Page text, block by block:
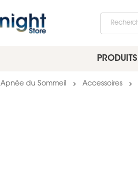
PRODUITS
Apnée du Sommeil chevron_right Accessoires chevron_right